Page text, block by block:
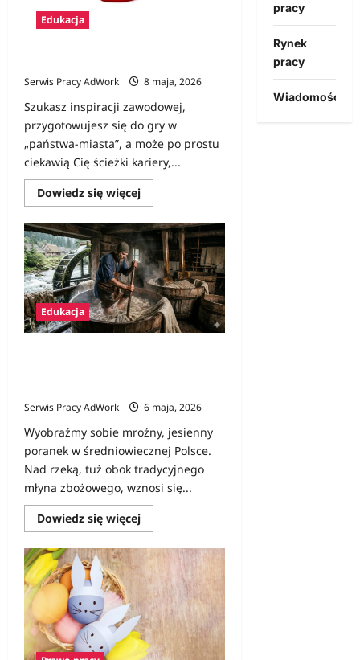
Edukacja
Serwis Pracy AdWork
8 maja, 2026
Szukasz inspiracji zawodowej,
przygotowujesz się do gry w
„państwa-miasta”, a może po prostu
ciekawią Cię ścieżki kariery,...
Dowiedz się więcejDowiedz
się
o
Zawody
na
D
Edukacja
Serwis Pracy AdWork
6 maja, 2026
Wyobraźmy sobie mroźny, jesienny
poranek w średniowiecznej Polsce.
Nad rzeką, tuż obok tradycyjnego
młyna zbożowego, wznosi się...
Dowiedz się więcejDowiedz
się
o
Ginące
zawody
w
Polsce:
Kim
był
folusznik
i
dlaczego
pracy
Rynek
pracy
Wiadomości